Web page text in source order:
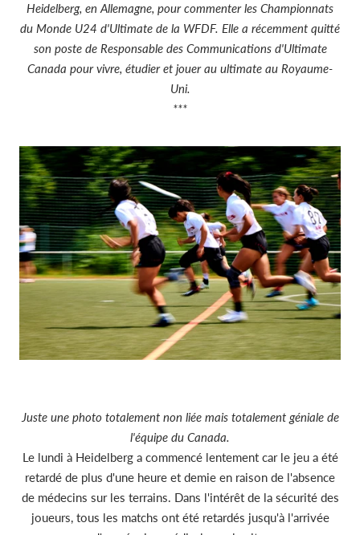
Heidelberg, en Allemagne, pour commenter les Championnats
du Monde U24 d'Ultimate de la WFDF. Elle a récemment quitté
son poste de Responsable des Communications d'Ultimate
Canada pour vivre, étudier et jouer au ultimate au Royaume-
Uni.
***
Juste une photo totalement non liée mais totalement géniale de
l'équipe du Canada.
Le lundi à Heidelberg a commencé lentement car le jeu a été
retardé de plus d'une heure et demie en raison de l'absence
de médecins sur les terrains. Dans l'intérêt de la sécurité des
joueurs, tous les matchs ont été retardés jusqu'à l'arrivée